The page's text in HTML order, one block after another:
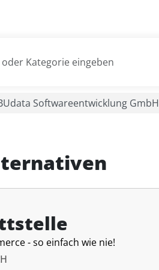
Softwareentwicklung GmbH
- so einfach wie nie!